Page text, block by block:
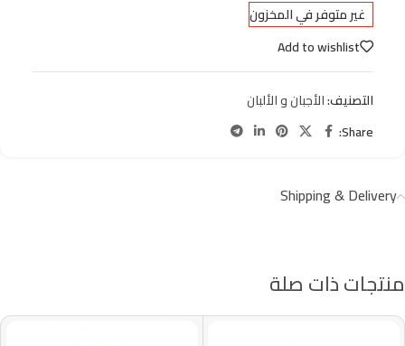
غير متوفر في المخزون
Add to wishlist
التصنيف:الأجبان و الألبان
Share:
Shipping & Delivery
منتجات ذات صلة